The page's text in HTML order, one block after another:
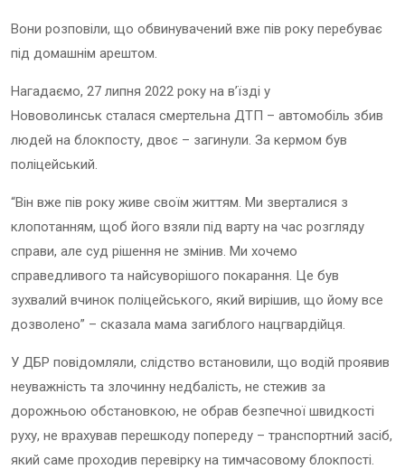
Вони розповіли, що обвинувачений вже пів року перебуває
під домашнім арештом.
Нагадаємо, 27 липня 2022 року на в’їзді у
Нововолинськ сталася смертельна ДТП – автомобіль збив
людей на блокпосту, двоє – загинули. За кермом був
поліцейський.
“Він вже пів року живе своїм життям. Ми зверталися з
клопотанням, щоб його взяли під варту на час розгляду
справи, але суд рішення не змінив. Ми хочемо
справедливого та найсуворішого покарання. Це був
зухвалий вчинок поліцейського, який вирішив, що йому все
дозволено” – сказала мама загиблого нацгвардійця.
У ДБР повідомляли, слідство встановили, що водій проявив
неуважність та злочинну недбалість, не стежив за
дорожньою обстановкою, не обрав безпечної швидкості
руху, не врахував перешкоду попереду – транспортний засіб,
який саме проходив перевірку на тимчасовому блокпості.